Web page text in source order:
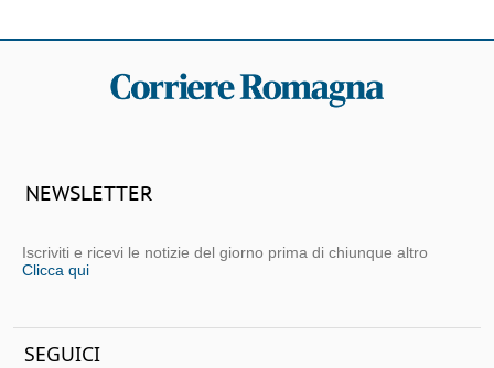
NEWSLETTER
Iscriviti e ricevi le notizie del giorno prima di chiunque altro
Clicca qui
SEGUICI